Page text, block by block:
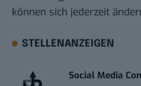
können sich jederzeit
STELLENANZEIGEN
Social Media